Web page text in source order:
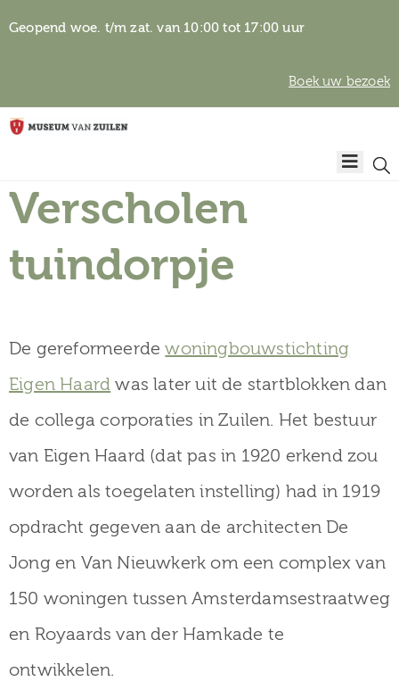
Geopend woe. t/m zat. van 10:00 tot 17:00 uur
Boek uw bezoek
Home
Plan
bezoek
Activiteiten
Verhalen
Verscholen
tuindorpje
De gereformeerdewoningbouwstichting
Eigen Haard was later uit de startblokken dan
de collega corporaties in Zuilen. Het bestuur
van Eigen Haard (dat pas in 1920 erkend zou
worden als toegelaten instelling) had in 1919
opdracht gegeven aan de architecten De
Jong en Van Nieuwkerk om een complex van
150 woningen tussen Amsterdamsestraatweg
en Royaards van der Hamkade te
ontwikkelen.
Algemene
Auteursrechten